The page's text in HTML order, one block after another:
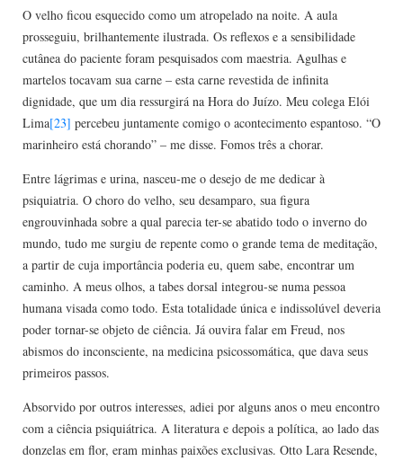
O velho ficou esquecido como um atropelado na noite. A aula
prosseguiu, brilhantemente ilustrada. Os reflexos e a sensibilidade
cutânea do paciente foram pesquisados com maestria. Agulhas e
martelos tocavam sua carne – esta carne revestida de infinita
dignidade, que um dia ressurgirá na Hora do Juízo. Meu colega Elói
Lima[23] percebeu juntamente comigo o acontecimento espantoso. “O
marinheiro está chorando” – me disse. Fomos três a chorar.
Entre lágrimas e urina, nasceu-me o desejo de me dedicar à
psiquiatria. O choro do velho, seu desamparo, sua figura
engrouvinhada sobre a qual parecia ter-se abatido todo o inverno do
mundo, tudo me surgiu de repente como o grande tema de meditação,
a partir de cuja importância poderia eu, quem sabe, encontrar um
caminho. A meus olhos, a tabes dorsal integrou-se numa pessoa
humana visada como todo. Esta totalidade única e indissolúvel deveria
poder tornar-se objeto de ciência. Já ouvira falar em Freud, nos
abismos do inconsciente, na medicina psicos­somática, que dava seus
primeiros passos.
Absorvido por outros interesses, adiei por alguns anos o meu encontro
com a ciência psiquiátrica. A literatura e depois a política, ao lado das
donzelas em flor, eram minhas paixões exclusivas. Otto Lara Resende,